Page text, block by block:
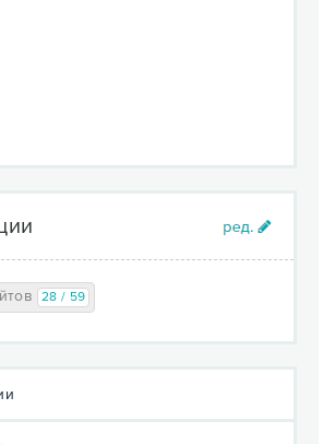
28 / 59